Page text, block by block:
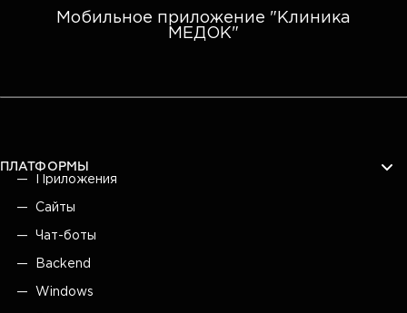
Мобильное приложение "Клиника
МЕДОК"
ПЛАТФОРМЫ
Приложения
Сайты
Чат-боты
Backend
Windows